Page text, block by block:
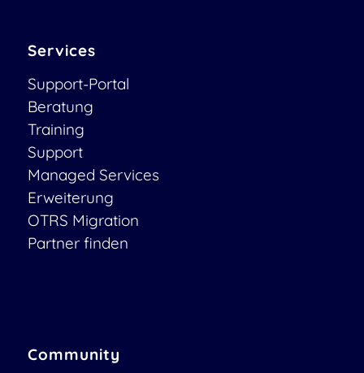
Services
Support-Portal
Beratung
Training
Support
Managed Services
Erweiterung
OTRS Migration
Partner finden
Community